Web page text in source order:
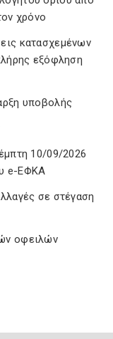
χρόνο
κατασχεμένων
εξόφληση
υποβολής
10/09/2026
e-ΕΦΚΑ
σε στέγαση
οφειλών